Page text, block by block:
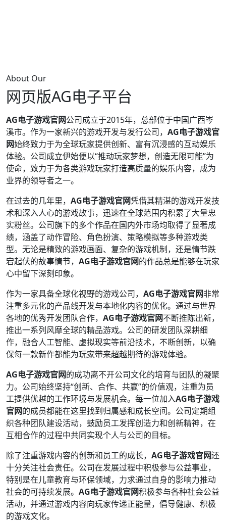
About Our
网页版AG电子平台
AG电子游戏官网公司成立于2015年，总部位于中国广西岑
溪市。作为一家新兴的游戏开发与发行公司， AG电子游戏官
网始终致力于为全球玩家提供创新、富有沉浸感的互动娱乐
体验。公司成立伊始便以“推动玩家梦想，创造无限可能”为
使命，致力于为各类游戏玩家打造高质量的娱乐内容，成为
业界的领导者之一。
在过去的几年里， AG电子游戏官网凭借其精湛的游戏开发技
术和深入人心的游戏故事，迅速在全球范围内积累了大量忠
实粉丝。公司旗下的多个作品在国内外市场均取得了显著成
绩，涵盖了动作冒险、角色扮演、策略模拟等多种游戏类
型。无论是精致的游戏画面、复杂的游戏机制，还是情节跌
宕起伏的故事情节， AG电子游戏官网的作品总是能够在玩家
心中留下深刻印象。
作为一家具备全球化视野的游戏公司， AG电子游戏官网非常
注重多元化的产品线开发与本地化内容的优化。通过与世界
各地的优秀开发团队合作， AG电子游戏官网不断推陈出新，
推出一系列风靡全球的精品游戏。公司的研发团队深耕细
作，融合人工智能、虚拟现实等前沿技术，不断创新，以确
保每一款新作都能为玩家带来超越期待的游戏体验。
AG电子游戏官网的成功离不开公司文化的培育与团队的凝聚
力。公司始终坚持“创新、合作、共赢”的价值观，注重为员
工提供优越的工作环境与发展机会。每一位加入AG电子游戏
官网的成员都能在这里找到归属感和成长空间。公司定期组
织各种团队建设活动，鼓励员工发挥创造力和创新精神，在
互相合作的过程中共同实现个人与公司的目标。
除了注重游戏内容的创新和员工的成长， AG电子游戏官网还
十分关注社会责任。公司在发展过程中积极参与公益事业，
特别是在儿童教育与环保领域，力求通过自身的影响力推动
社会的可持续发展。 AG电子游戏官网积极参与各种社会公益
活动，并通过游戏内容向玩家传递正能量，倡导健康、积极
的游戏文化。